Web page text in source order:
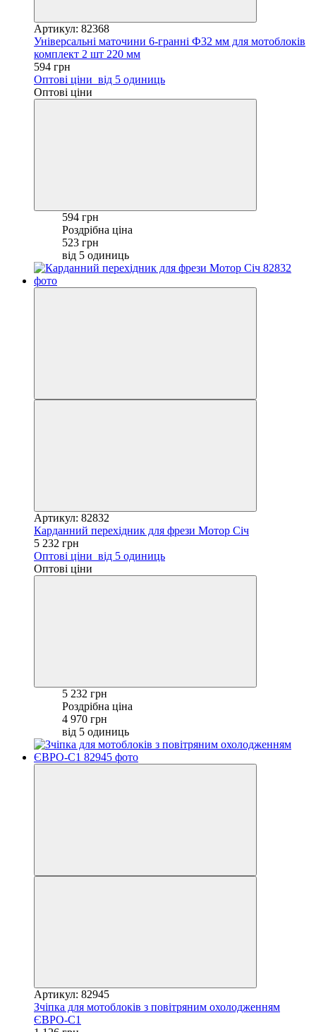
Артикул: 82368
Універсальні маточини 6-гранні Ф32 мм для мотоблоків
комплект 2 шт 220 мм
594 грн
Оптові ціни від 5 одиниць
Оптові ціни
594 грн
Роздрібна ціна
523 грн
від 5 одиниць
Артикул: 82832
Карданний перехідник для фрези Мотор Січ
5 232 грн
Оптові ціни від 5 одиниць
Оптові ціни
5 232 грн
Роздрібна ціна
4 970 грн
від 5 одиниць
Артикул: 82945
Зчіпка для мотоблоків з повітряним охолодженням
ЄВРО-С1